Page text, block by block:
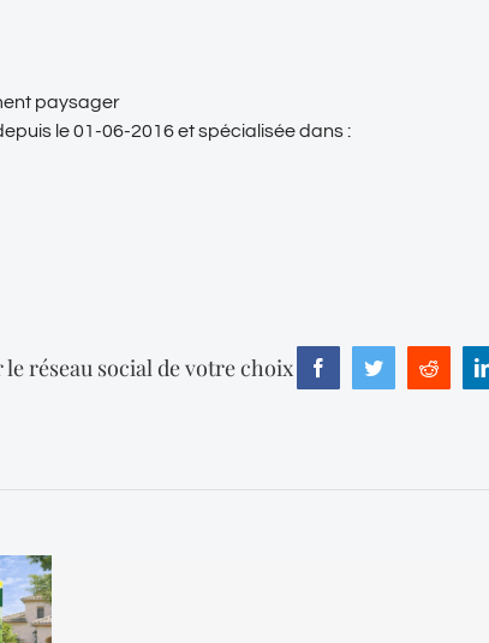
paysager
le 01-06-2016 et spécialisée dans :
réseau social de votre choix FacebookTwitterReddit